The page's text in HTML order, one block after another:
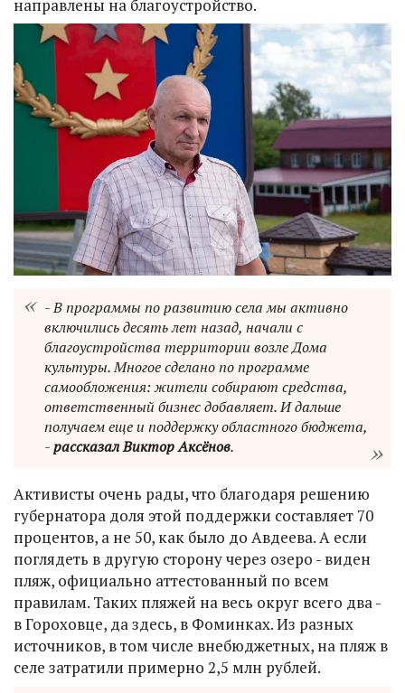
направлены на благоустройство.
- В программы по развитию села мы активно
включились десять лет назад, начали с
благоустройства территории возле Дома
культуры. Многое сделано по программе
самообложения: жители собирают средства,
ответственный бизнес добавляет. И дальше
получаем еще и поддержку областного бюджета,
-рассказал Виктор Аксёнов.
Активисты очень рады, что благодаря решению
губернатора доля этой поддержки составляет 70
процентов, а не 50, как было до Авдеева. А если
поглядеть в другую сторону через озеро - виден
пляж, официально аттестованный по всем
правилам. Таких пляжей на весь округ всего два -
в Гороховце, да здесь, в Фоминках. Из разных
источников, в том числе внебюджетных, на пляж в
селе затратили примерно 2,5 млн рублей.